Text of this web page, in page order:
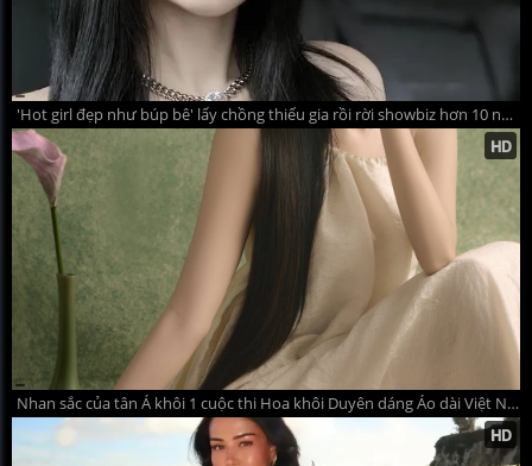
'Hot girl đẹp như búp bê' lấy chồng thiếu gia rồi rời showbiz hơn 10 năm, cuộc sống hiện ra sao?
Nhan sắc của tân Á khôi 1 cuộc thi Hoa khôi Duyên dáng Áo dài Việt Nam sở hữu nét đẹp quý phái